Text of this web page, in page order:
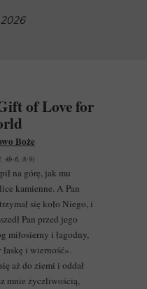
of Love for
Boże
4b-6. 8-9)
na górę, jak mu
kamienne. A Pan
się koło Niego, i
Pan przed jego
miłosierny i łagodny,
i wierność».
aż do ziemi i oddał
mnie życzliwością,